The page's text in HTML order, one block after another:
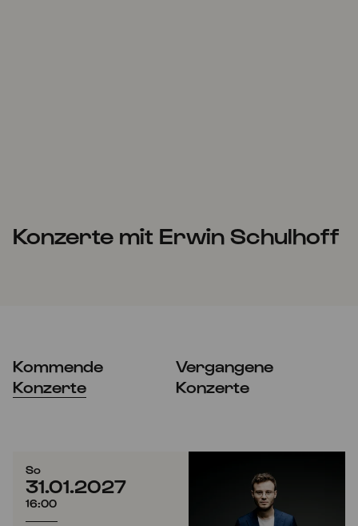
Konzerte mit Erwin Schulhoff
Kommende
Konzerte
Vergangene
Konzerte
So
31.01.2027
16:00